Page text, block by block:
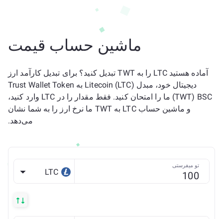
ماشین حساب قیمت
آماده هستید LTC را به TWT تبدیل کنید؟ برای تبدیل کارآمد ارز
دیجیتال خود، مبدل Litecoin (LTC) به Trust Wallet Token
(TWT) BSC ما را امتحان کنید. فقط مقدار را در LTC وارد کنید،
و ماشین حساب LTC به TWT ما نرخ ارز را به شما نشان
می‌دهد.
تو میفرستی
LTC